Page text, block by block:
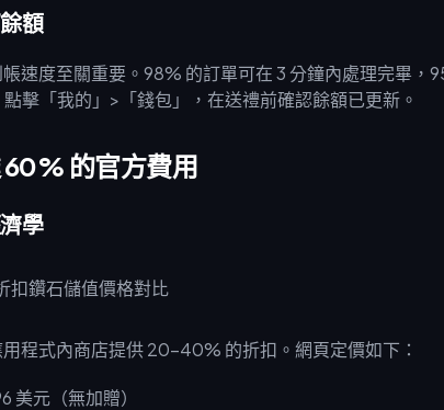
額
速度至關重要。98% 的訂單可在 3 分鐘內處理完畢，
擊「我的」>「錢包」，在送禮前確認餘額已更新。
的官方費用
學
程式內商店提供 20-40% 的折扣。網頁定價如下：
美元（無加贈）